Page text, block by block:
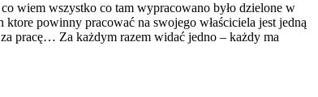
wiem wszystko co tam wypracowano było dzielone w
powinny pracować na swojego właściciela jest jedną
pracę… Za każdym razem widać jedno – każdy ma